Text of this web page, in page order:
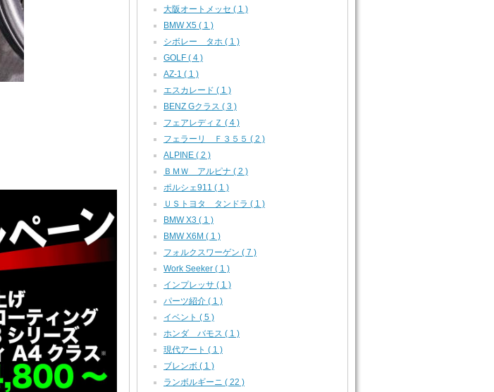
大阪オートメッセ ( 1 )
BMW X5 ( 1 )
シボレー タホ ( 1 )
GOLF ( 4 )
AZ-1 ( 1 )
エスカレード ( 1 )
BENZ Gクラス ( 3 )
フェアレディＺ ( 4 )
フェラーリ Ｆ３５５ ( 2 )
ALPINE ( 2 )
ＢＭＷ アルピナ ( 2 )
ポルシェ911 ( 1 )
ＵＳトヨタ タンドラ ( 1 )
BMW X3 ( 1 )
BMW X6M ( 1 )
フォルクスワーゲン ( 7 )
Work Seeker ( 1 )
インプレッサ ( 1 )
パーツ紹介 ( 1 )
イベント ( 5 )
ホンダ バモス ( 1 )
現代アート ( 1 )
ブレンボ ( 1 )
ランボルギーニ ( 22 )